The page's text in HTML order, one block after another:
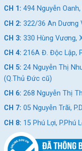
CH 1: 494 Nguyễn
CH 2: 322/36 An Dương
CH 3: 330 Hùng Vương,
CH 4: 216A Đ. Độc Lập,
CH 5: 24 Nguyễn Thị
(Q.Thủ Đức cũ)
CH 6: 268 Nguyễn Thị
CH 7: 05 Nguyễn Trãi,
CH 8: 15 Phú Lợi, P.Phú